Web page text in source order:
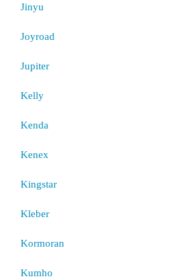
Jinyu
Joyroad
Jupiter
Kelly
Kenda
Kenex
Kingstar
Kleber
Kormoran
Kumho